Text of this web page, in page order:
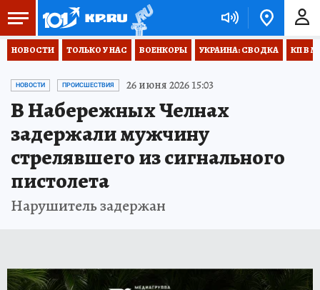
НОВОСТИ ТОЛЬКО У НАС ВОЕНКОРЫ УКРАИНА: СВОДКА КП В
НОВОСТИ ПРОИСШЕСТВИЯ 26 июня 2026 15:03
В Набережных Челнах
задержали мужчину
стрелявшего из сигнального
пистолета
Нарушитель задержан